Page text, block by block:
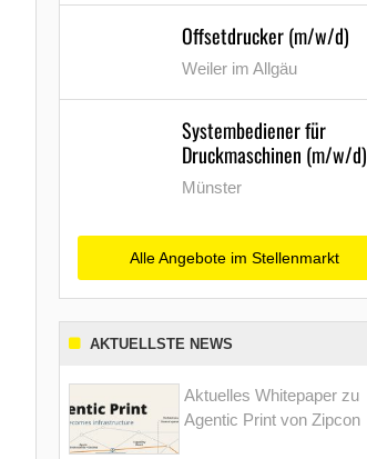
Offsetdrucker (m/w/d)
Weiler im Allgäu
Systembediener für
Druckmaschinen (m/w/d)
Münster
Alle Angebote im Stellenmarkt
AKTUELLSTE NEWS
Aktuelles Whitepaper zu
Agentic Print von Zipcon